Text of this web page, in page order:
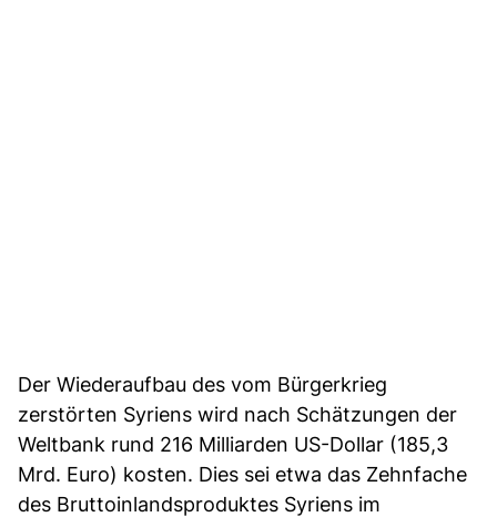
Der Wiederaufbau des vom Bürgerkrieg
zerstörten Syriens wird nach Schätzungen der
Weltbank rund 216 Milliarden US-Dollar (185,3
Mrd. Euro) kosten. Dies sei etwa das Zehnfache
des Bruttoinlandsproduktes Syriens im